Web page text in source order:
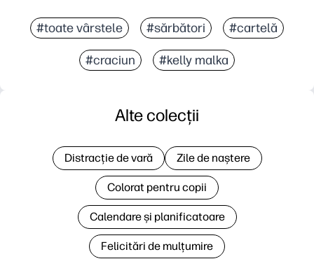
#toate vârstele #sărbători #cartelă
#craciun #kelly malka
Alte colecții
Distracție de vară Zile de naștere
Colorat pentru copii
Calendare și planificatoare
Felicitări de mulțumire